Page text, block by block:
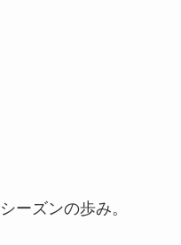
ーズンの歩み。